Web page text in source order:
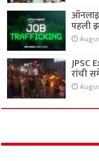
पहली
JPSC
रांची